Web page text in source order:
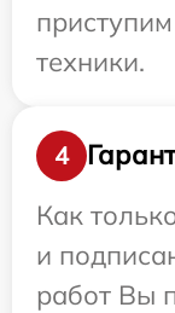
техники.
4
Как
и
работ Вы